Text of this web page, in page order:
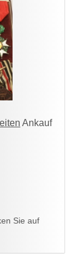
Ankauf
Sie auf